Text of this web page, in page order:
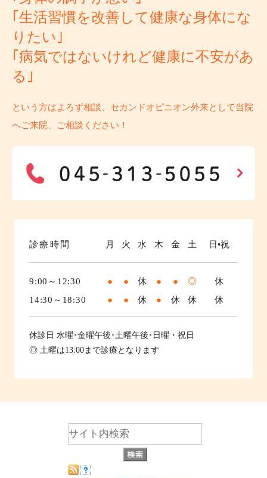
｢生活習慣を改善して健康な身体にな
りたい｣
｢病気ではないけれど健康に不安があ
る｣
という方はよろず相談、セカンドオピニオン外来として当院
へご来院、ご相談ください！
診療時間 月 火 水 木 金 土 日•祝
9:00～12:30 ● ● 休 ● ● ◎
休
14:30～18:30
● ● 休 ● 休 休 休
休診日 水曜･金曜午後･土曜午後･日曜・祝日
◎ 土曜は13:00まで診療となります